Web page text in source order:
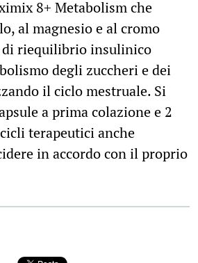
8+ Metabolism che
al magnesio e al cromo
di riequilibrio insulinico
degli zuccheri e dei
il ciclo mestruale. Si
a prima colazione e 2
terapeutici anche
in accordo con il proprio